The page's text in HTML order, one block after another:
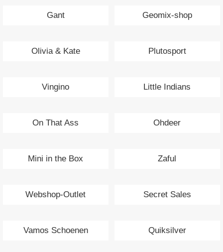
Gant Geomix-shop
Olivia & Kate Plutosport
Vingino Little Indians
On That Ass Ohdeer
Mini in the Box Zaful
Webshop-Outlet Secret Sales
Vamos Schoenen Quiksilver